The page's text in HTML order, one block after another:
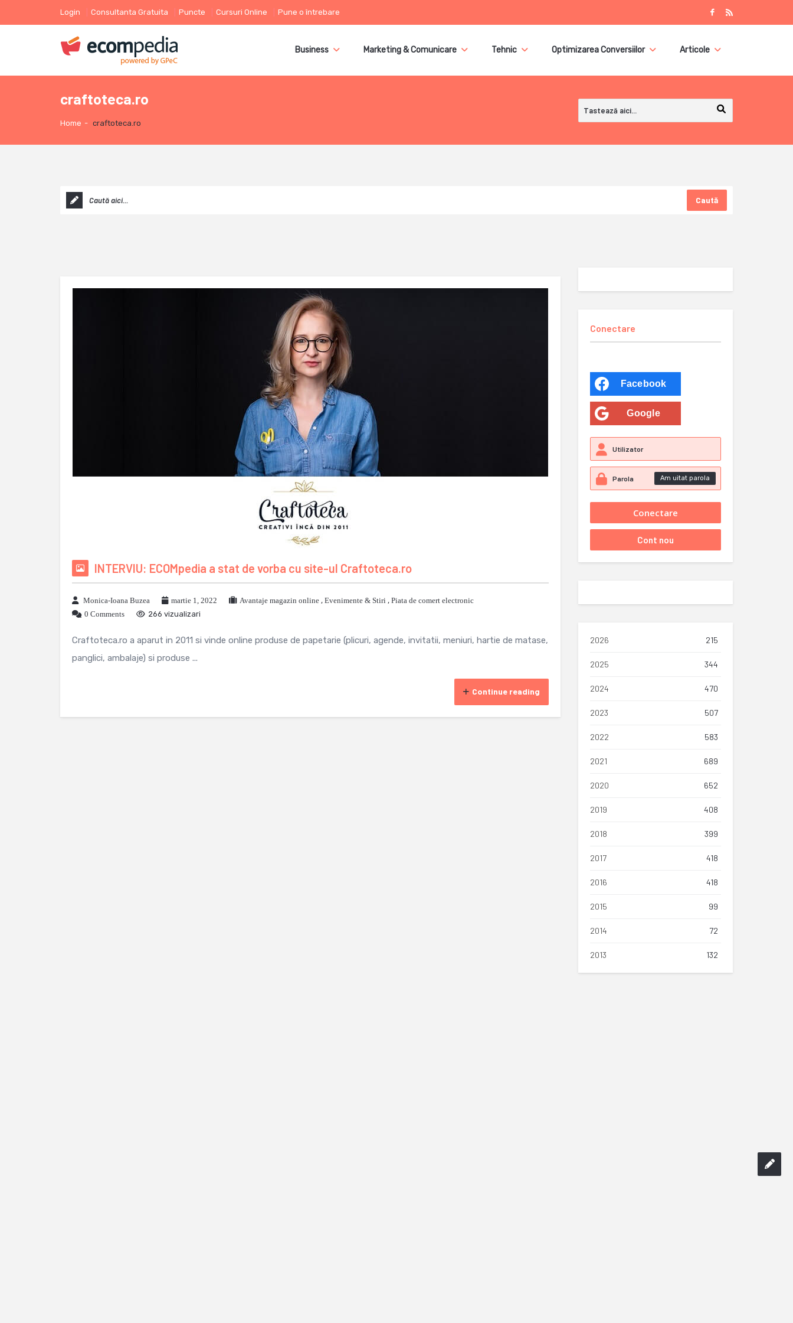
Login Consultanta Gratuita Puncte Cursuri Online Pune o întrebare
Business Marketing & Comunicare Tehnic Optimizarea Conversiilor Articole
craftoteca.ro
Home - craftoteca.ro
Caută
INTERVIU: ECOMpedia a stat de vorba cu site-ul Craftoteca.ro
Monica-Ioana Buzea martie 1, 2022 Avantaje magazin online , Evenimente & Stiri , Piata de comert electronic
0 Comments
266 vizualizari
Craftoteca.ro a aparut in 2011 si vinde online produse de papetarie (plicuri, agende, invitatii, meniuri, hartie de matase,
panglici, ambalaje) si produse ...
Continue reading
Conectare
Facebook
Google
Am uitat parola
2026 215
2025 344
2024 470
2023 507
2022 583
2021 689
2020 652
2019 408
2018 399
2017 418
2016 418
2015 99
2014 72
2013 132